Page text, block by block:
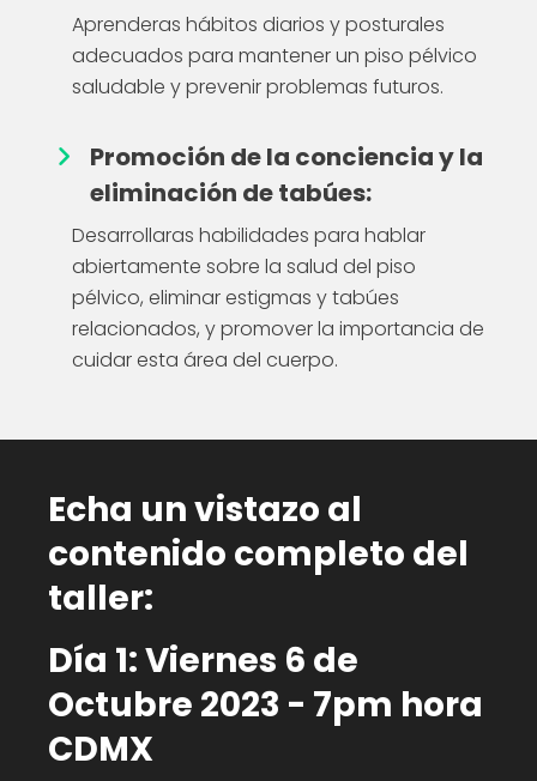
Aprenderas hábitos diarios y posturales
adecuados para mantener un piso pélvico
saludable y prevenir problemas futuros.
Promoción de la conciencia y la
eliminación de tabúes:
Desarrollaras habilidades para hablar
abiertamente sobre la salud del piso
pélvico, eliminar estigmas y tabúes
relacionados, y promover la importancia de
cuidar esta área del cuerpo.
Echa un vistazo al
contenido completo del
taller:
Día 1: Viernes 6 de
Octubre 2023 - 7pm hora
CDMX